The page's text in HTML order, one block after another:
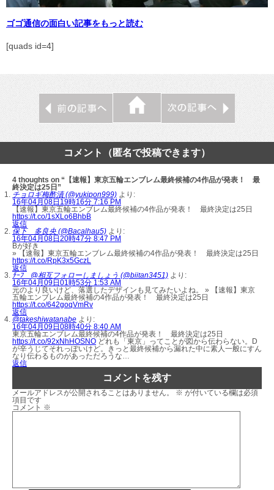
ゴゴ通信の面白い記事をもっと読む
[quads id=4]
コメント（匿名で投稿できます）
4 thoughts on “【速報】東京五輪エンブレム最終候補の4作品が発表！ 最
終決定は25日”
チョロギ梅酢漬 (@yukipon999) より:
16年04月08日19時16分 7:16 PM
【速報】東京五輪エンブレム最終候補の4作品が発表！ 最終決定は25日
https://t.co/1sXLo6BhbB
返信
保下 多良央 (@Bacalhau5) より:
16年04月08日20時47分 8:47 PM
Bが好き
» 【速報】東京五輪エンブレム最終候補の4作品が発表！ 最終決定は25日
https://t.co/RpK3x5GczL
返信
ﾁｰﾌ @相互フォローしましょう (@biitan3451) より:
16年04月09日01時53分 1:53 AM
元のより良いけど、落選したデザインも見てみたいよね。 » 【速報】東京
五輪エンブレム最終候補の4作品が発表！ 最終決定は25日
https://t.co/642goqVmRv
返信
@takeshiwatanabe より:
16年04月09日08時40分 8:40 AM
東京五輪エンブレム最終候補の4作品が発表！ 最終決定は25日
https://t.co/92xNhHOSNO どれも「東京」ってことが図から伝わらない。D
が辛うじてそれっぽいけど。きっと最終候補から漏れた中に素人一般にすん
なり伝わるものがあっただろうな…
返信
コメントを残す
メールアドレスが公開されることはありません。 ※ が付いている欄は必須
項目です
コメント ※